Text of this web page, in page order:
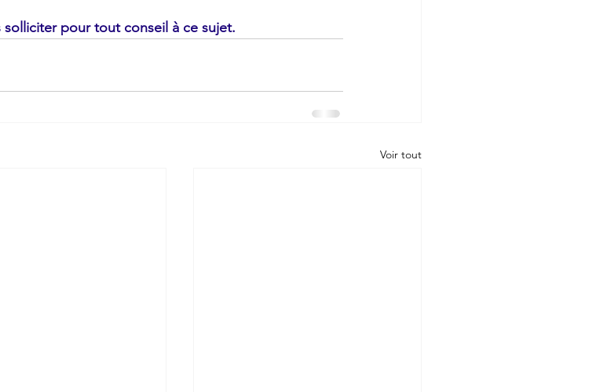
solliciter pour tout conseil à ce sujet.
Voir tout